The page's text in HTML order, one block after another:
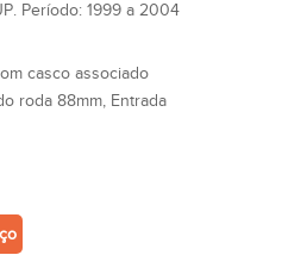
Período: 1999 a 2004
casco associado
roda 88mm, Entrada